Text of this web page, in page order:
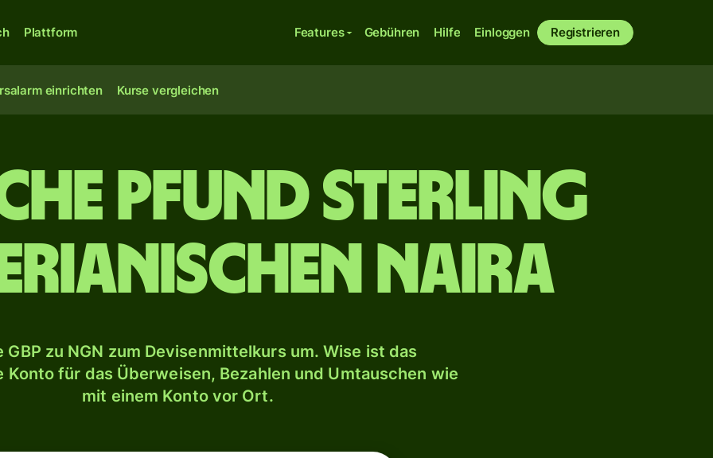
Plattform Features Gebühren Hilfe Einloggen Registrieren
einrichten Kurse vergleichen
Pfund Sterling
Naira
GBP zu NGN zum Devisenmittelkurs um. Wise ist das
Konto für das Überweisen, Bezahlen und Umtauschen wie
mit einem Konto vor Ort.